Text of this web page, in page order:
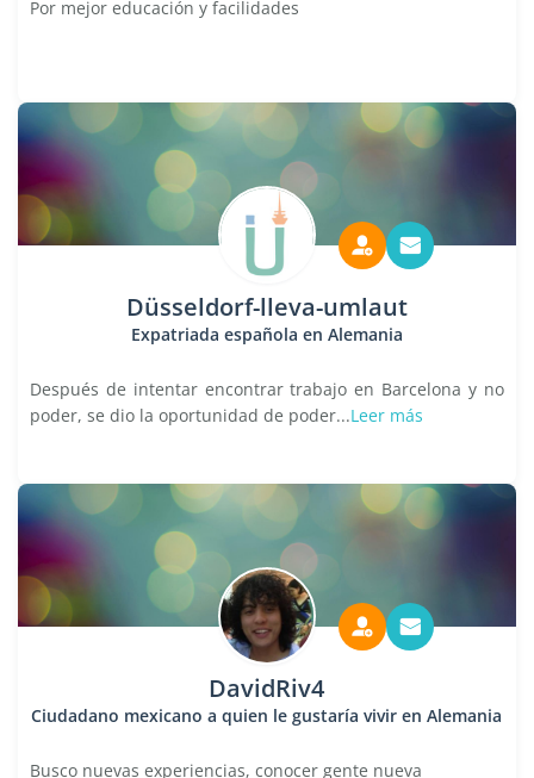
Por mejor educación y facilidades
Düsseldorf-lleva-umlaut
Expatriada española en Alemania
Después de intentar encontrar trabajo en Barcelona y no
poder, se dio la oportunidad de poder...Leer más
DavidRiv4
Ciudadano mexicano a quien le gustaría vivir en Alemania
Busco nuevas experiencias, conocer gente nueva